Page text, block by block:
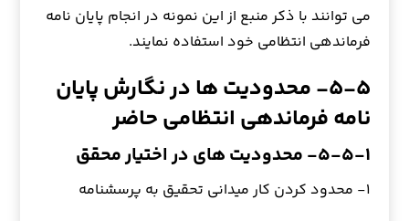
می توانند با ذکر منبع از این نمونه در انجام پایان نامه
فرماندهی انتظامی خود استفاده نمایند.
۵-۵- محدوديت ها در نگارش پایان
نامه فرماندهی انتظامی حاضر
۵-۵-۱- محدودیت های در اختیار محقق
۱- محدود کردن کار میدانی تحقیق به پرسشنامه